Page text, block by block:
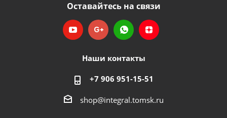
Оставайтесь на связи
Наши контакты
+7 906 951-15-51
shop@integral.tomsk.ru